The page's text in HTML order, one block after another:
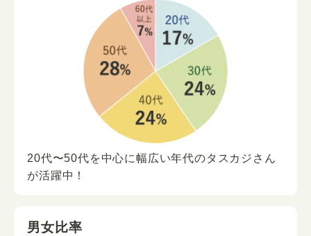
20代〜50代を中心に幅広い年代のタスカジさん
が活躍中！
男女比率